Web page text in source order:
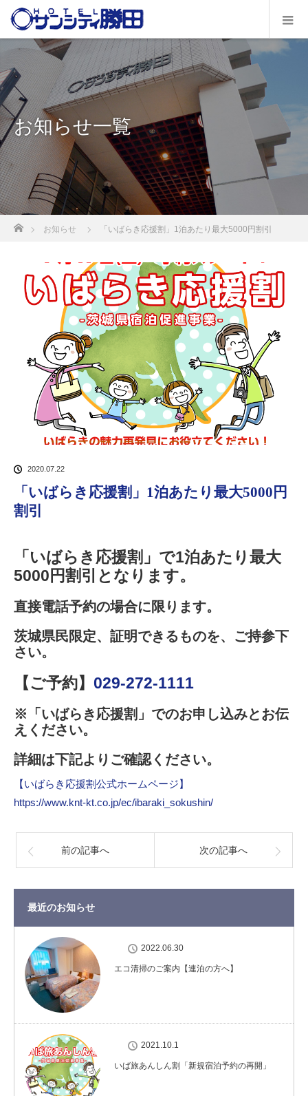
お知らせ一覧
ホーム
お知らせ 「いばらき応援割」1泊あたり最大5000円割引
2020.07.22
「いばらき応援割」1泊あたり最大5000円
割引
「いばらき応援割」で1泊あたり最大
5000円割引となります。
直接電話予約の場合に限ります。
茨城県民限定、証明できるものを、ご持参下
さい。
【ご予約】 029-272-1111
※「いばらき応援割」でのお申し込みとお伝
えください。
詳細は下記よりご確認ください。
【いばらき応援割公式ホームページ】
https://www.knt-kt.co.jp/ec/ibaraki_sokushin/
前の記事へ 次の記事へ
最近のお知らせ
2022.06.30
エコ清掃のご案内【連泊の方へ】
2021.10.1
いば旅あんしん割「新規宿泊予約の再開」